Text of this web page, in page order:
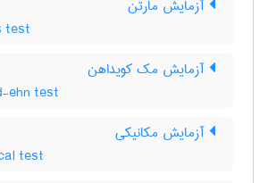
آزمایش مارتن
test
آزمایش مک کویداهن
ehn test
آزمایش مکانیکی
test